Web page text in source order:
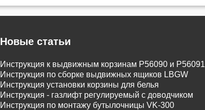
Новые статьи
Инструкция к выдвижным корзинам P56090 и P56091
Инструкция по сборке выдвижных ящиков LBGW
Инструкция установки корзины для белья
Инструкция - газлифт регулируемый с доводчиком
Инструкция по монтажу бутылочницы VK-300